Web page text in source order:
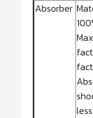
Absorber